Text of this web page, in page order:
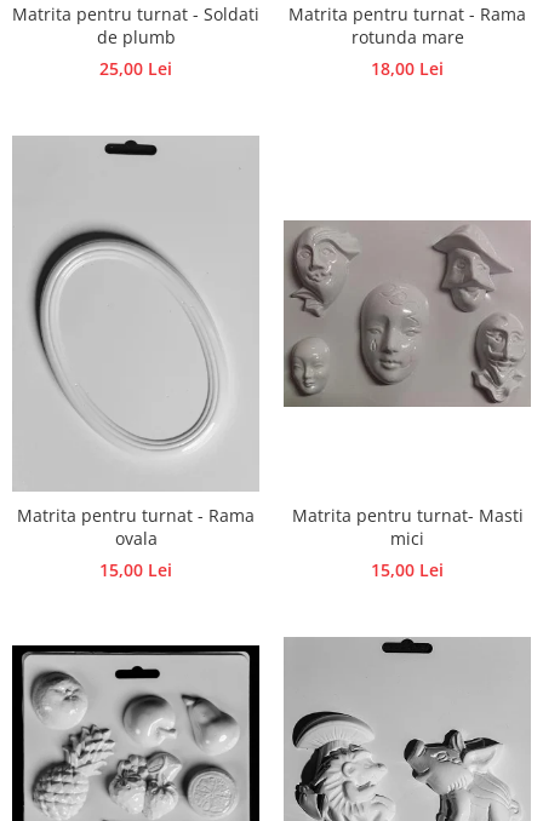
Matrita pentru turnat - Soldati
de plumb
25,00 Lei
Matrita pentru turnat - Rama
rotunda mare
18,00 Lei
Matrita pentru turnat - Rama
ovala
15,00 Lei
Matrita pentru turnat- Masti
mici
15,00 Lei